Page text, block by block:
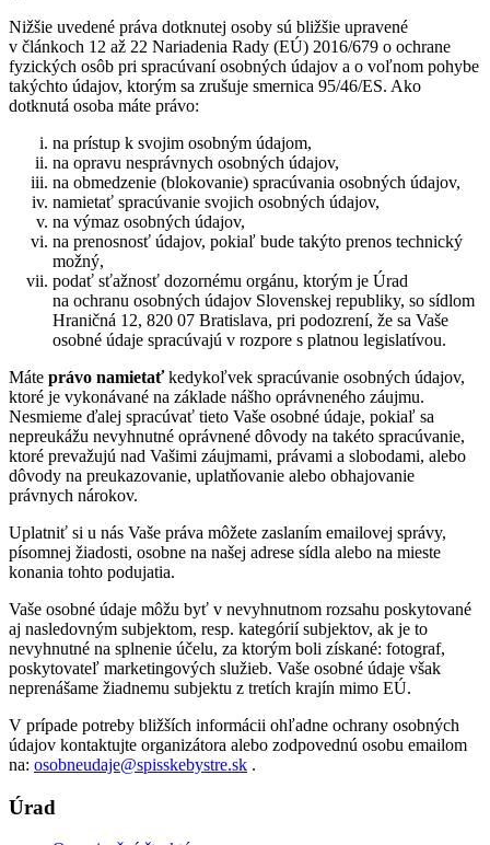
Nižšie uvedené práva dotknutej osoby sú bližšie upravené
v článkoch 12 až 22 Nariadenia Rady (EÚ) 2016/679 o ochrane
fyzických osôb pri spracúvaní osobných údajov a o voľnom pohybe
takýchto údajov, ktorým sa zrušuje smernica 95/46/ES. Ako
dotknutá osoba máte právo:
na prístup k svojim osobným údajom,
na opravu nesprávnych osobných údajov,
na obmedzenie (blokovanie) spracúvania osobných údajov,
namietať spracúvanie svojich osobných údajov,
na výmaz osobných údajov,
na prenosnosť údajov, pokiaľ bude takýto prenos technický
možný,
podať sťažnosť dozornému orgánu, ktorým je Úrad
na ochranu osobných údajov Slovenskej republiky, so sídlom
Hraničná 12, 820 07 Bratislava, pri podozrení, že sa Vaše
osobné údaje spracúvajú v rozpore s platnou legislatívou.
Máte právo namietaťkedykoľvek spracúvanie osobných údajov,
ktoré je vykonávané na základe nášho oprávneného záujmu.
Nesmieme ďalej spracúvať tieto Vaše osobné údaje, pokiaľ sa
nepreukážu nevyhnutné oprávnené dôvody na takéto spracúvanie,
ktoré prevažujú nad Vašimi záujmami, právami a slobodami, alebo
dôvody na preukazovanie, uplatňovanie alebo obhajovanie
právnych nárokov.
Uplatniť si u nás Vaše práva môžete zaslaním emailovej správy,
písomnej žiadosti, osobne na našej adrese sídla alebo na mieste
konania tohto podujatia.
Vaše osobné údaje môžu byť v nevyhnutnom rozsahu poskytované
aj nasledovným subjektom, resp. kategórií subjektov, ak je to
nevyhnutné na splnenie účelu, za ktorým boli získané: fotograf,
poskytovateľ marketingových služieb. Vaše osobné údaje však
neprenášame žiadnemu subjektu z tretích krajín mimo EÚ.
V prípade potreby bližších informácii ohľadne ochrany osobných
údajov kontaktujte organizátora alebo zodpovednú osobu emailom
na: osobneudaje@spisskebystre.sk .
Úrad